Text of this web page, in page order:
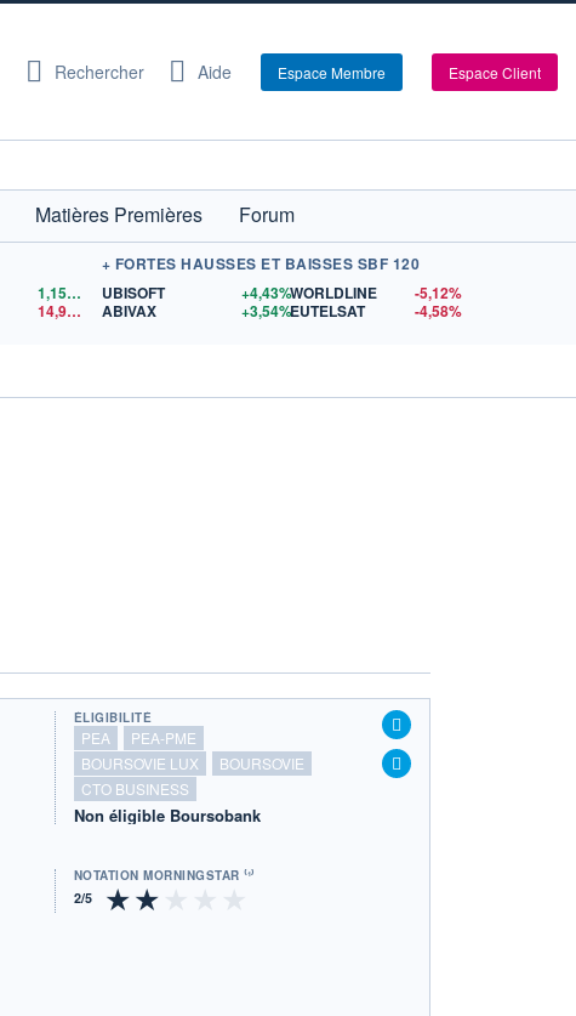
Rechercher Aide Espace Membre Espace Client
Matières Premières
Forum
1,1559
$US
14,90$US
+ FORTES HAUSSES ET BAISSES SBF 120
UBISOFT
+4,43%
ABIVAX
+3,54%
WORLDLINE
-5,12%
EUTELSAT
-4,58%
ÉLIGIBILITÉ
PEA
PEA-PME
BOURSOVIE LUX
BOURSOVIE
CTO BUSINESS
Non éligible Boursobank
NOTATION MORNINGSTAR ⁽¹⁾